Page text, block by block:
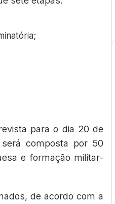
para o dia 20 de
composta por 50
e formação militar-
de acordo com a